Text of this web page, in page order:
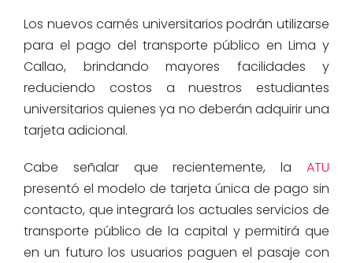
Los nuevos carnés universitarios podrán utilizarse
para el pago del transporte público en Lima y
Callao, brindando mayores facilidades y
reduciendo costos a nuestros estudiantes
universitarios quienes ya no deberán adquirir una
tarjeta adicional.
Cabe señalar que recientemente, la ATU
presentó el modelo de tarjeta única de pago sin
contacto, que integrará los actuales servicios de
transporte público de la capital y permitirá que
en un futuro los usuarios paguen el pasaje con